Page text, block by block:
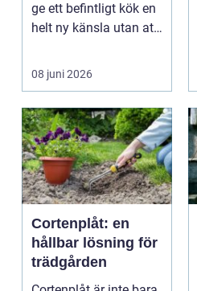
ge ett befintligt kök en
helt ny känsla utan att
08 juni 2026
Cortenplåt: en
hållbar lösning för
trädgården